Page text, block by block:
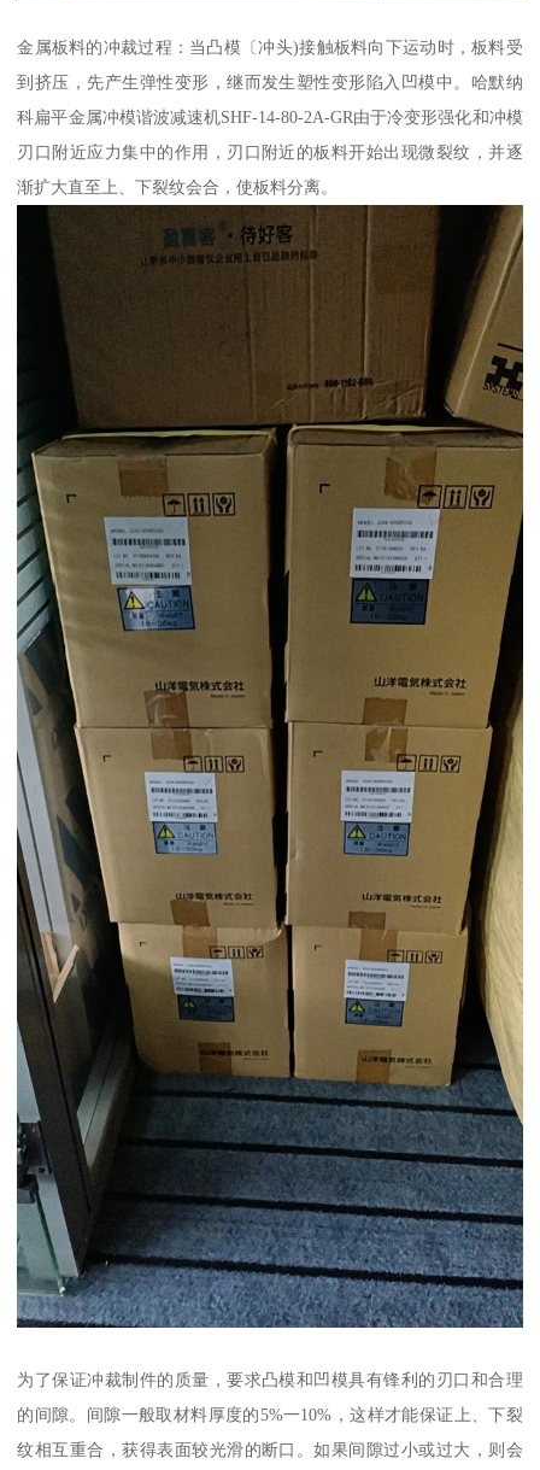
金属板料的冲裁过程：当凸模〔冲头)接触板料向下运动时，板料受
到挤压，先产生弹性变形，继而发生塑性变形陷入凹模中。哈默纳
科扁平金属冲模谐波减速机SHF-14-80-2A-GR由于冷变形强化和冲模
刃口附近应力集中的作用，刃口附近的板料开始出现微裂纹，并逐
渐扩大直至上、下裂纹会合，使板料分离。
为了保证冲裁制件的质量，要求凸模和凹模具有锋利的刃口和合理
的间隙。间隙一般取材料厚度的5%一10%，这样才能保证上、下裂
纹相互重合，获得表面较光滑的断口。如果间隙过小或过大，则会